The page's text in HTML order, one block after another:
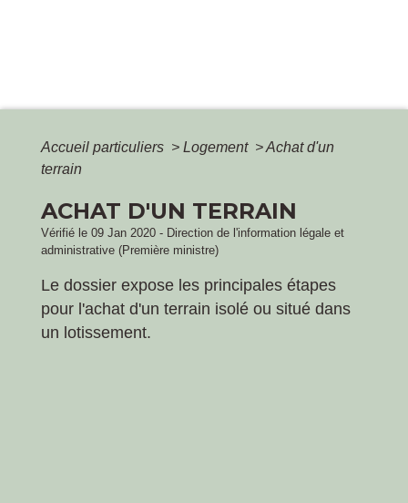
Accueil particuliers > Logement >Achat d'un
terrain
ACHAT D'UN TERRAIN
Vérifié le 09 Jan 2020 - Direction de l'information légale et
administrative (Première ministre)
Le dossier expose les principales étapes
pour l'achat d'un terrain isolé ou situé dans
un lotissement.